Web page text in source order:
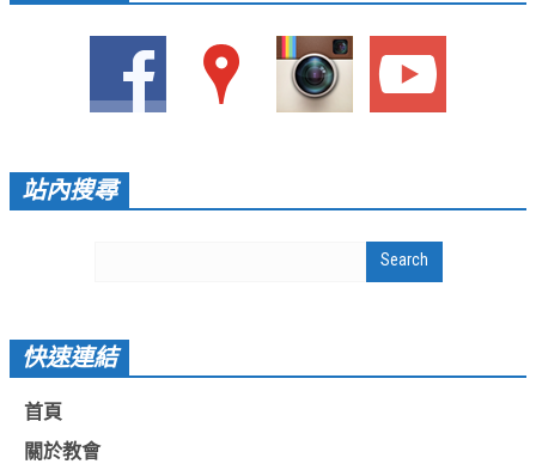
站內搜尋
快速連結
首頁
關於教會